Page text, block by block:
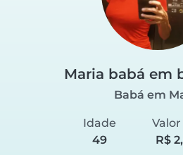
Maria babá em
Babá em
Idade
49
R$